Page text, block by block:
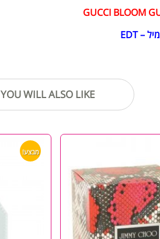
YOU WILL ALSO LIKE
מבצע!